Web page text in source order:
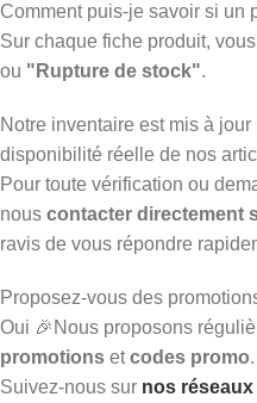
Comment puis-je savoir si un
Sur chaque fiche produit,
ou "Rupture de stock".
Notre inventaire est mis à
disponibilité réelle de nos
Pour toute vérification ou
nous contacter directement
ravis de vous répondre
Proposez-vous des
Oui 🎉Nous proposons
promotions etcodes promo.
Suivez-nous sur nos